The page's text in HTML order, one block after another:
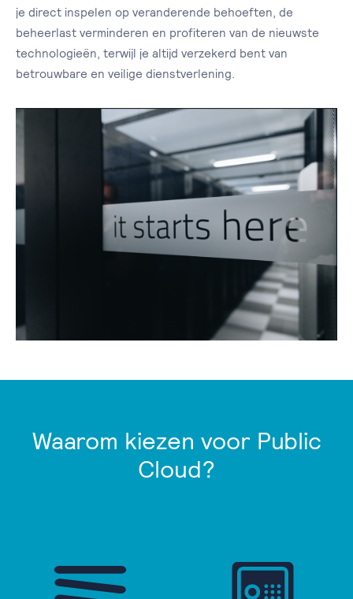
je direct inspelen op veranderende behoeften, de
beheerlast verminderen en profiteren van de nieuwste
technologieën, terwijl je altijd verzekerd bent van
betrouwbare en veilige dienstverlening.
Waarom kiezen voor Public
Cloud?